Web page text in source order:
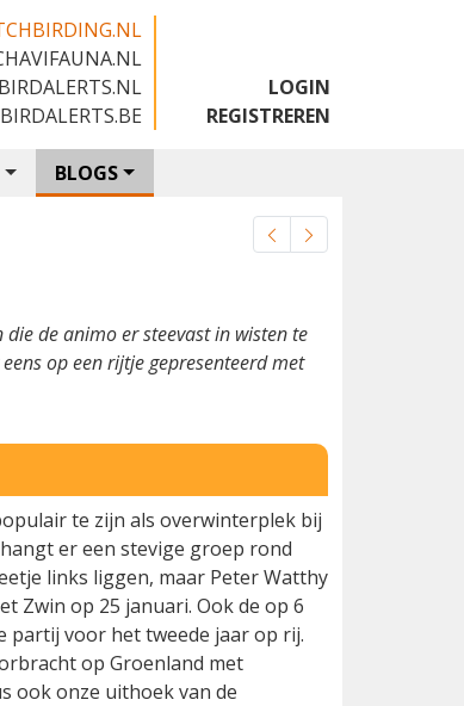
LOGIN
REGISTREREN
BLOGS
de animo er steevast in wisten te
op een rijtje gepresenteerd met
te zijn als overwinterplek bij
er een stevige groep rond
links liggen, maar Peter Watthy
Zwin op 25 januari. Ook de op 6
partij voor het tweede jaar op rij.
op Groenland met
ook onze uithoek van de